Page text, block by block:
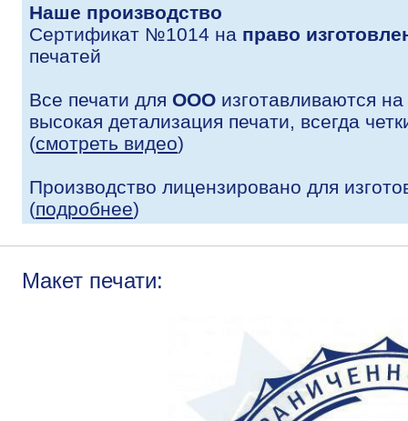
Наше производство
Сертификат №1014 на право
печатей
Все печати для ООО изготавливаются
высокая детализация печати, всегда
(смотреть видео)
Производство лицензировано для
(подробнее)
Макет печати: